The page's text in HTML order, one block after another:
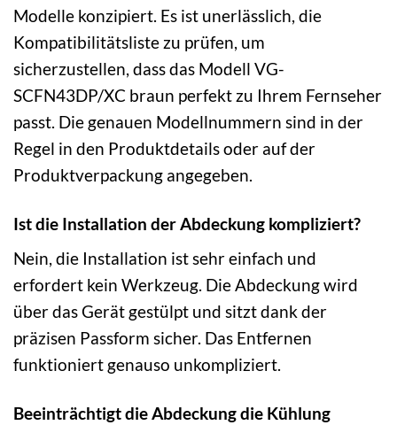
Modelle konzipiert. Es ist unerlässlich, die
Kompatibilitätsliste zu prüfen, um
sicherzustellen, dass das Modell VG-
SCFN43DP/XC braun perfekt zu Ihrem Fernseher
passt. Die genauen Modellnummern sind in der
Regel in den Produktdetails oder auf der
Produktverpackung angegeben.
Ist die Installation der Abdeckung kompliziert?
Nein, die Installation ist sehr einfach und
erfordert kein Werkzeug. Die Abdeckung wird
über das Gerät gestülpt und sitzt dank der
präzisen Passform sicher. Das Entfernen
funktioniert genauso unkompliziert.
Beeinträchtigt die Abdeckung die Kühlung